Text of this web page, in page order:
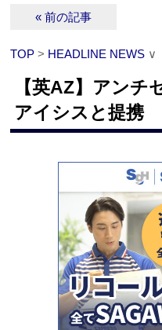
« 前の記事
TOP > HEADLINE NEWS ∨
【英AZ】アンチ
アイシスと提携